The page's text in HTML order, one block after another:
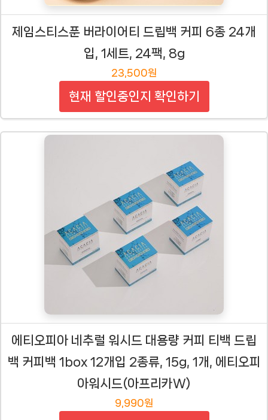
제임스티스푼 버라이어티 드립백 커피 6종 24개
입, 1세트, 24팩, 8g
23,500원
현재 할인중인지 확인하기
에티오피아 네추럴 워시드 대용량 커피 티백 드립
백 커피백 1box 12개입 2종류, 15g, 1개, 에티오피
아워시드(아프리카W)
9,990원